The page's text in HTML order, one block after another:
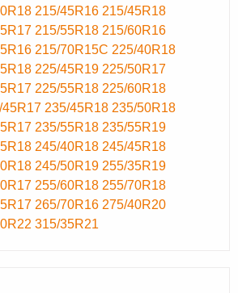
215/45R16 215/45R18
215/55R18 215/60R16
215/70R15C 225/40R18
225/45R19 225/50R17
225/55R18 225/60R18
45R17 235/45R18 235/50R18
235/55R18 235/55R19
245/40R18 245/45R18
245/50R19 255/35R19
255/60R18 255/70R18
265/70R16 275/40R20
315/35R21